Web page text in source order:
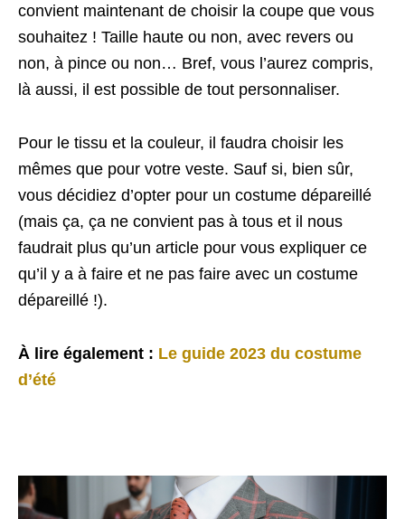
convient maintenant de choisir la coupe que vous
souhaitez ! Taille haute ou non, avec revers ou
non, à pince ou non… Bref, vous l’aurez compris,
là aussi, il est possible de tout personnaliser.
Pour le tissu et la couleur, il faudra choisir les
mêmes que pour votre veste. Sauf si, bien sûr,
vous décidiez d’opter pour un costume dépareillé
(mais ça, ça ne convient pas à tous et il nous
faudrait plus qu’un article pour vous expliquer ce
qu’il y a à faire et ne pas faire avec un costume
dépareillé !).
À lire également : Le guide 2023 du costume
d’été